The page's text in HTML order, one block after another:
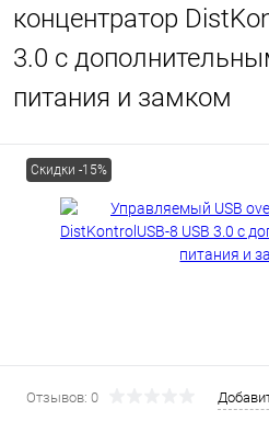
концентратор
3.0 с
питания и замком
Скидки -15%
Отзывов: 0